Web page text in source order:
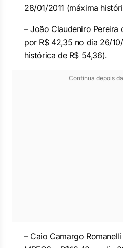
28/01/2011 (máxima
– João Claudeniro Pereira
por R$ 42,35 no dia 26/
histórica de R$ 54,36).
Continua depois
– Caio Camargo